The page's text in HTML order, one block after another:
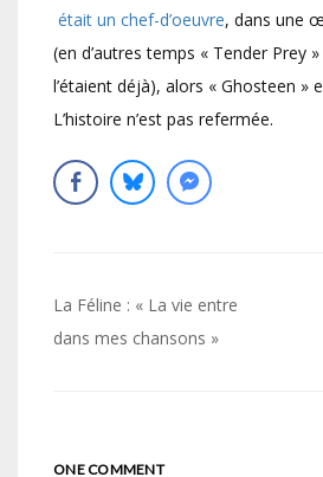
était un chef-d’oeuvre, dans une
(en d’autres temps « Tender Prey
l’étaient déjà), alors « Ghosteen »
L’histoire n’est pas refermée.
Navigation
de
La Féline : « La vie entre
dans mes chansons »
ONE COMMENT